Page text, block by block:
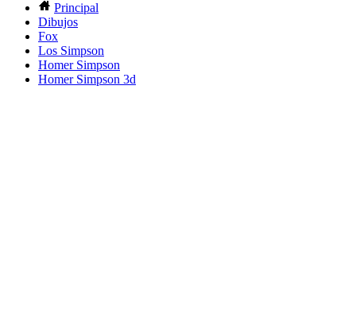
Principal
Dibujos
Fox
Los Simpson
Homer Simpson
Homer Simpson 3d